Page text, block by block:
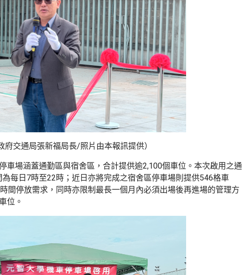
府交通局張新福局長/照片由本報訊提供）
車場涵蓋通勤區與宿舍區，合計提供逾2,100個車位。本次啟用之通
每日 7時至22時；近日亦將完成之宿舍區停車場則提供546格車
間停放需求，同時亦限制最長一個月內必須出場後再進場的管理方
位。